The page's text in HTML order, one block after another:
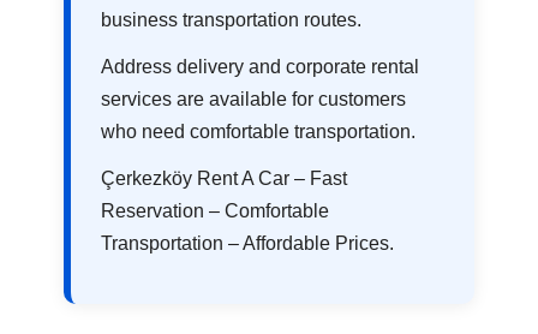
business transportation routes.
Address delivery and corporate rental
services are available for customers
who need comfortable transportation.
Çerkezköy Rent A Car – Fast
Reservation – Comfortable
Transportation – Affordable Prices.